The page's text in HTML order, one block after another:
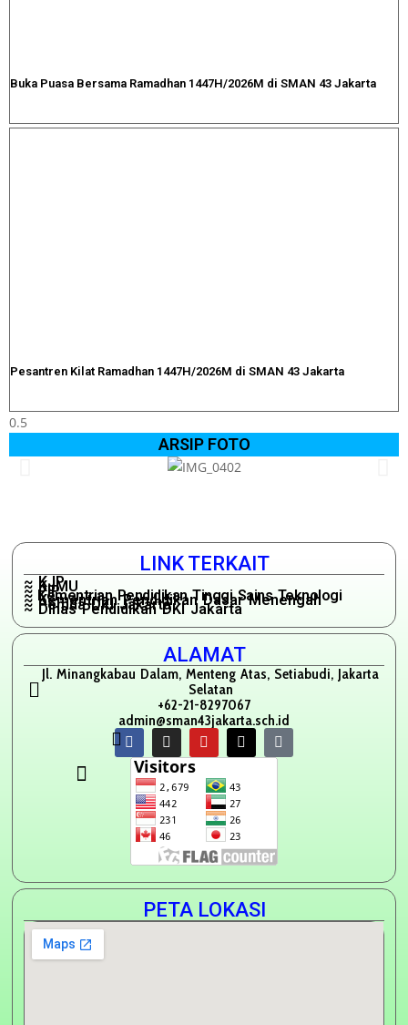
Buka Puasa Bersama Ramadhan 1447H/2026M di SMAN 43 Jakarta
Pesantren Kilat Ramadhan 1447H/2026M di SMAN 43 Jakarta
ARSIP FOTO
LINK TERKAIT
~ KJP
~ KJMU
~ PIP
~ Kementrian Pendidikan Tinggi Sains Teknologi
~ Kementrian Pendidikan Dasar Menengah
~ Pemda DKI Jakarta
~ Dinas Pendidikan DKI Jakarta
ALAMAT
Jl. Minangkabau Dalam, Menteng Atas, Setiabudi, Jakarta
Selatan
+62-21-8297067
admin@sman43jakarta.sch.id
PETA LOKASI